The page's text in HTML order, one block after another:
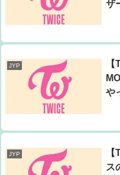
ザ
JYP
や
JYP
ス